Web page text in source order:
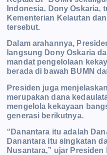
Indonesia, Dony Oskaria,
Kementerian Kelautan
tersebut.
Dalam arahannya,
langsung Dony Oskaria
mandat pengelolaan
berada di bawah BUMN
Presiden juga
merupakan dana
mengelola kekayaan
generasi berikutnya.
“Danantara itu adalah
Danantara itu singkatan
Nusantara,” ujar Presiden